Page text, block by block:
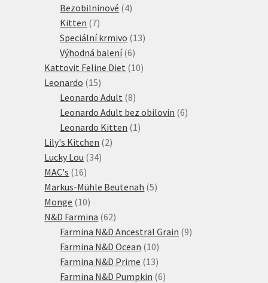
produktů
Bezobilninové 44
Kitten 77
produktů
Speciální krmivo 1313
Výhodná balení 66
produktů
Kattovit Feline Diet 1010
Leonardo 1515
produktů
Leonardo Adult 88
produktů
Leonardo Adult bez obilovin 66
Leonardo Kitten 1 1
Lily's Kitchen 22
Lucky Lou 3434
MAC's 1616
produktů
Markus-Mühle Beutenah 55
Monge 1010
produktů
N&D Farmina 6262
produktů
Farmina N&D Ancestral Grain 99
Farmina N&D Ocean 1010
produktů
Farmina N&D Prime 1313
produktů
Farmina N&D Pumpkin 66